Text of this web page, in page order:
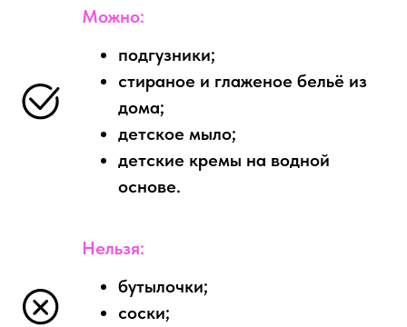
Можно:
подгузники;
стираное и глаженое бельё из
дома;
детское мыло;
детские кремы на водной
основе.
Нельзя:
бутылочки;
соски;